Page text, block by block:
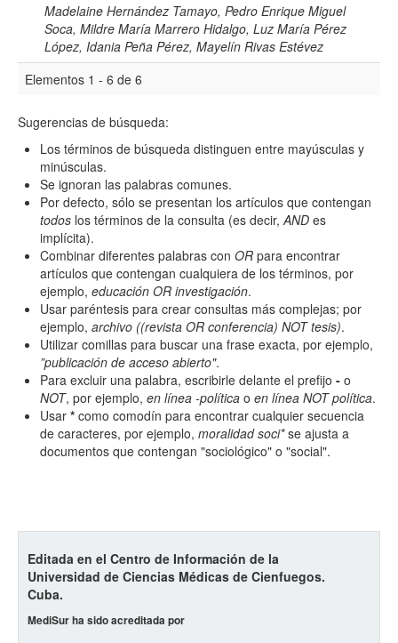
Madelaine Hernández Tamayo, Pedro Enrique Miguel
Soca, Mildre María Marrero Hidalgo, Luz María Pérez
López, Idania Peña Pérez, Mayelín Rivas Estévez
Elementos 1 - 6 de 6
Sugerencias de búsqueda:
Los términos de búsqueda distinguen entre mayúsculas y
minúsculas.
Se ignoran las palabras comunes.
Por defecto, sólo se presentan los artículos que contengan
todos los términos de la consulta (es decir, AND es
implícita).
Combinar diferentes palabras con OR para encontrar
artículos que contengan cualquiera de los términos, por
ejemplo, educación OR investigación.
Usar paréntesis para crear consultas más complejas; por
ejemplo, archivo ((revista OR conferencia) NOT tesis).
Utilizar comillas para buscar una frase exacta, por ejemplo,
”publicación de acceso abierto".
Para excluir una palabra, escribirle delante el prefijo - o
NOT, por ejemplo, en línea -política o en línea NOT política.
Usar * como comodín para encontrar cualquier secuencia
de caracteres, por ejemplo, moralidad soci*se ajusta a
documentos que contengan "sociológico" o "social".
Editada en el Centro de Información de la
Universidad de Ciencias Médicas de Cienfuegos.
Cuba.
MediSur ha sido acreditada por